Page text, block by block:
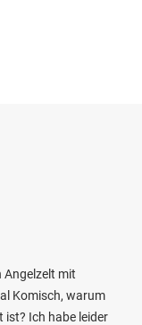
Angelzelt mit
Komisch, warum
ist? Ich habe leider